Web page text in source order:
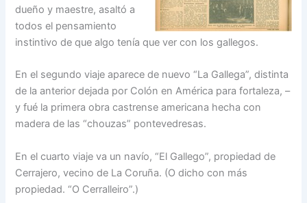
dueño y maestre, asaltó a
to­dos el pensamiento
instinti­vo de que algo tenía que ver con los gallegos.
En el segundo viaje apare­ce de nuevo “La Gallega”, dis­tinta
de la anterior dejada por Colón en América para forta­leza, –
y fué la primera obra castrense americana hecha con
madera de las “chouzas” pontevedresas.
En el cuarto viaje va un navío, “El Gallego”, propie­dad de
Cerrajero, vecino de La Coruña. (O dicho con más
propiedad. “O Cerralleiro”.)